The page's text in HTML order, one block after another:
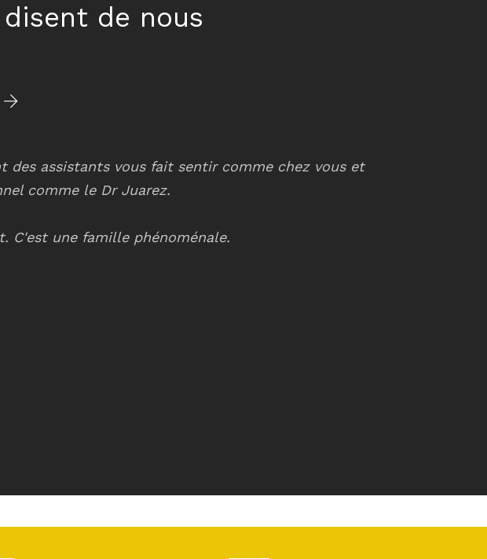
de nous
assistants vous fait sentir comme chez vous et
comme le Dr Juarez.
C'est une famille phénoménale.